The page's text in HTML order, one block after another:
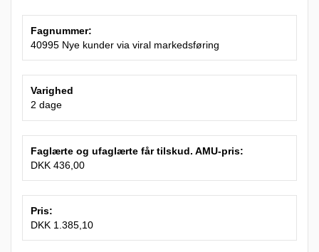
Fagnummer:
40995 Nye kunder via viral markedsføring
Varighed
2 dage
Faglærte og ufaglærte får tilskud. AMU-pris:
DKK 436,00
Pris:
DKK 1.385,10